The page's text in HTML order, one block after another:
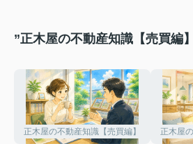
”正木屋の不動産知識【売買編
正木屋の不動産知識【売買編】 正木屋